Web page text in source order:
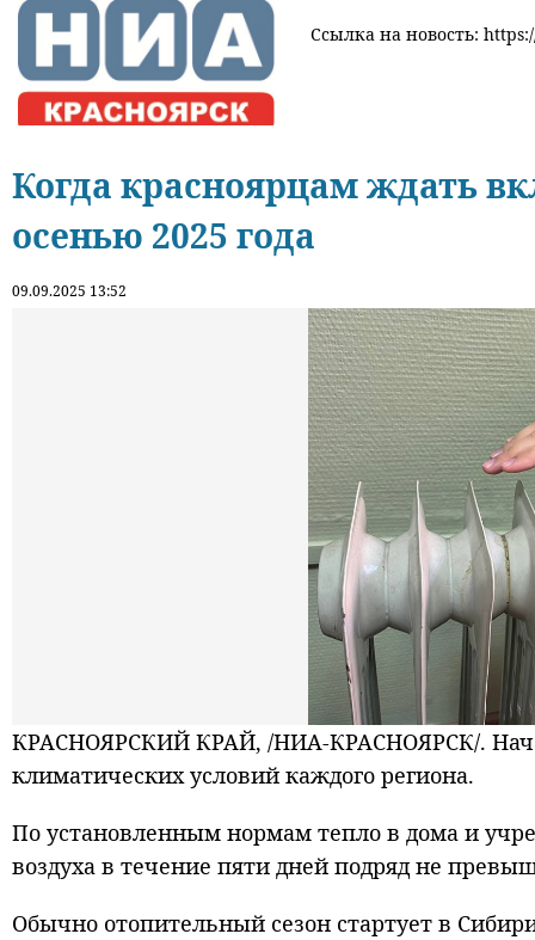
Ссылка на новость:
Когда красноярцам ждать
осенью 2025 года
09.09.2025 13:52
КРАСНОЯРСКИЙ КРАЙ, /НИА-КРАСНОЯРСК/.
климатических условий каждого региона.
По установленным нормам тепло в дома и
воздуха в течение пяти дней подряд не
Обычно отопительный сезон стартует в